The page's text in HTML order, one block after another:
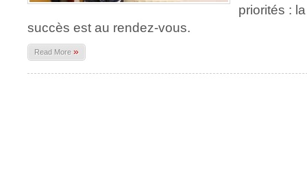
priorités :
succès est au rendez-vous.
Read More »